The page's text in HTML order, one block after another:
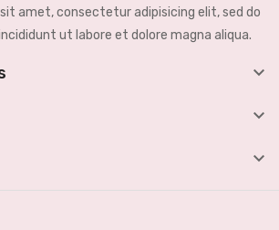
amet, consectetur adipisicing elit, sed do
ut labore et dolore magna aliqua.


